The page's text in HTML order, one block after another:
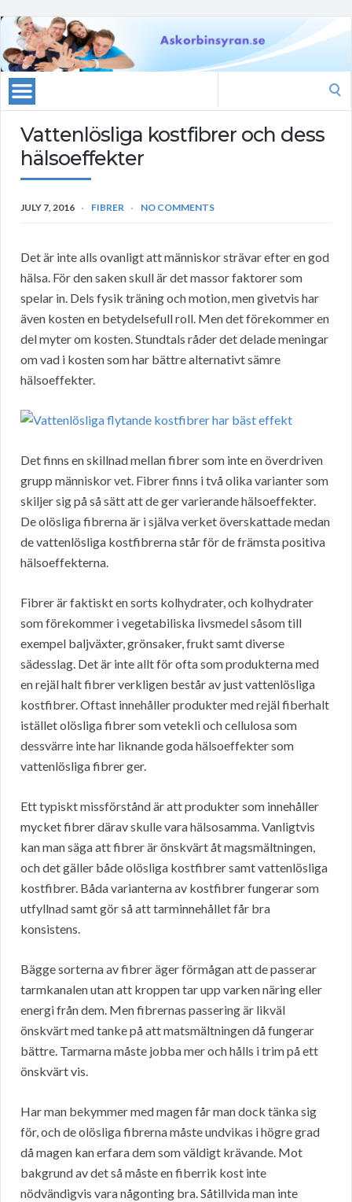
Vattenlösliga kostfibrer och dess
hälsoeffekter
JULY 7, 2016 FIBRER NO COMMENTS
Det är inte alls ovanligt att människor strävar efter en god
hälsa. För den saken skull är det massor faktorer som
spelar in. Dels fysik träning och motion, men givetvis har
även kosten en betydelsefull roll. Men det förekommer en
del myter om kosten. Stundtals råder det delade meningar
om vad i kosten som har bättre alternativt sämre
hälsoeffekter.
Det finns en skillnad mellan fibrer som inte en överdriven
grupp människor vet. Fibrer finns i två olika varianter som
skiljer sig på så sätt att de ger varierande hälsoeffekter.
De olösliga fibrerna är i själva verket överskattade medan
de vattenlösliga kostfibrerna står för de främsta positiva
hälsoeffekterna.
Fibrer är faktiskt en sorts kolhydrater, och kolhydrater
som förekommer i vegetabiliska livsmedel såsom till
exempel baljväxter, grönsaker, frukt samt diverse
sädesslag. Det är inte allt för ofta som produkterna med
en rejäl halt fibrer verkligen består av just vattenlösliga
kostfibrer. Oftast innehåller produkter med rejäl fiberhalt
istället olösliga fibrer som vetekli och cellulosa som
dessvärre inte har liknande goda hälsoeffekter som
vattenlösliga fibrer ger.
Ett typiskt missförstånd är att produkter som innehåller
mycket fibrer därav skulle vara hälsosamma. Vanligtvis
kan man säga att fibrer är önskvärt åt magsmältningen,
och det gäller både olösliga kostfibrer samt vattenlösliga
kostfibrer. Båda varianterna av kostfibrer fungerar som
utfyllnad samt gör så att tarminnehållet får bra
konsistens.
Bägge sorterna av fibrer äger förmågan att de passerar
tarmkanalen utan att kroppen tar upp varken näring eller
energi från dem. Men fibrernas passering är likväl
önskvärt med tanke på att matsmältningen då fungerar
bättre. Tarmarna måste jobba mer och hålls i trim på ett
önskvärt vis.
Har man bekymmer med magen får man dock tänka sig
för, och de olösliga fibrerna måste undvikas i högre grad
då magen kan erfara dem som väldigt krävande. Mot
bakgrund av det så måste en fiberrik kost inte
nödvändigvis vara någonting bra. Såtillvida man inte